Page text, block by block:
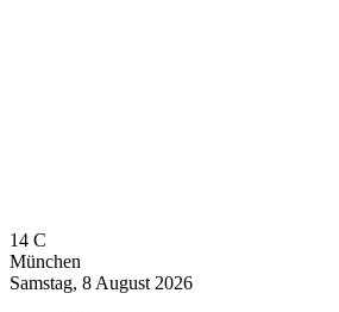
14 C
München
Samstag, 8 August 2026